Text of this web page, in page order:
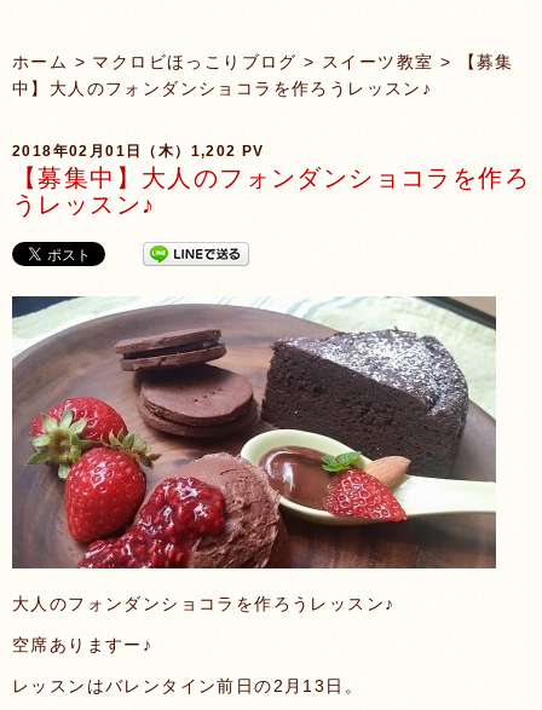
ホーム > マクロビほっこりブログ > スイーツ教室 > 【募集
中】大人のフォンダンショコラを作ろうレッスン♪
2018年02月01日（木） 1,202 PV
【募集中】大人のフォンダンショコラを作ろ
うレッスン♪
大人のフォンダンショコラを作ろうレッスン♪
空席ありますー♪
レッスンはバレンタイン前日の2月13日。